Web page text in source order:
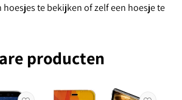
te bekijken of zelf een hoesje te
producten